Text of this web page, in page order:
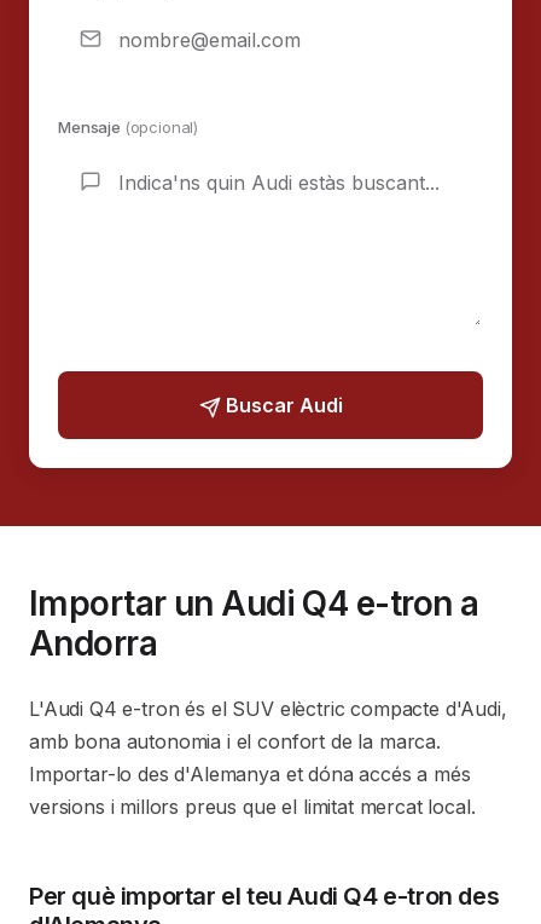
Mensaje (opcional)
Buscar Audi
Importar un Audi Q4 e-tron a
Andorra
L'Audi Q4 e-tron és el SUV elèctric compacte d'Audi,
amb bona autonomia i el confort de la marca.
Importar-lo des d'Alemanya et dóna accés a més
versions i millors preus que el limitat mercat local.
Per què importar el teu Audi Q4 e-tron des